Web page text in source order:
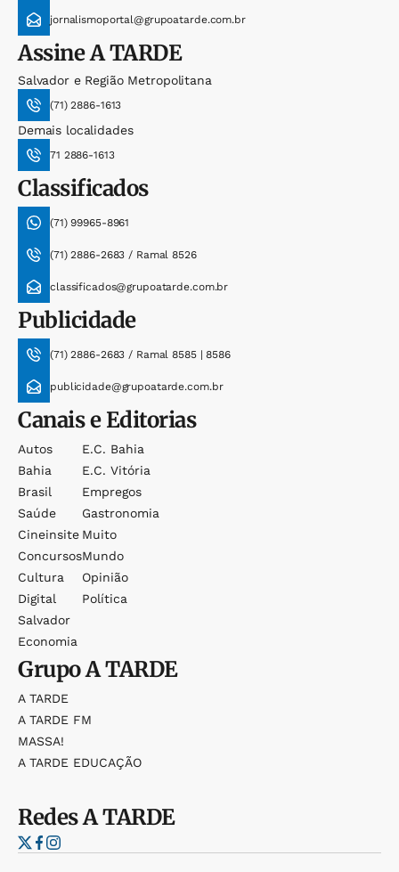
jornalismoportal@grupoatarde.com.br
AssineA TARDE
Salvador e Região Metropolitana
(71) 2886-1613
Demais localidades
71 2886-1613
Classificados
(71) 99965-8961
(71) 2886-2683 / Ramal 8526
classificados@grupoatarde.com.br
Publicidade
(71) 2886-2683 / Ramal 8585 | 8586
publicidade@grupoatarde.com.br
Canais e Editorias
Autos
Bahia
Brasil
Saúde
Cineinsite
Concursos
Cultura
Digital
Salvador
Economia
E.c. Bahia
E.c. Vitória
Empregos
Gastronomia
Muito
Mundo
Opinião
Política
GrupoA TARDE
A TARDE
A TARDE FM
MASSA!
A TARDE EDUCAÇÃO
RedesA TARDE